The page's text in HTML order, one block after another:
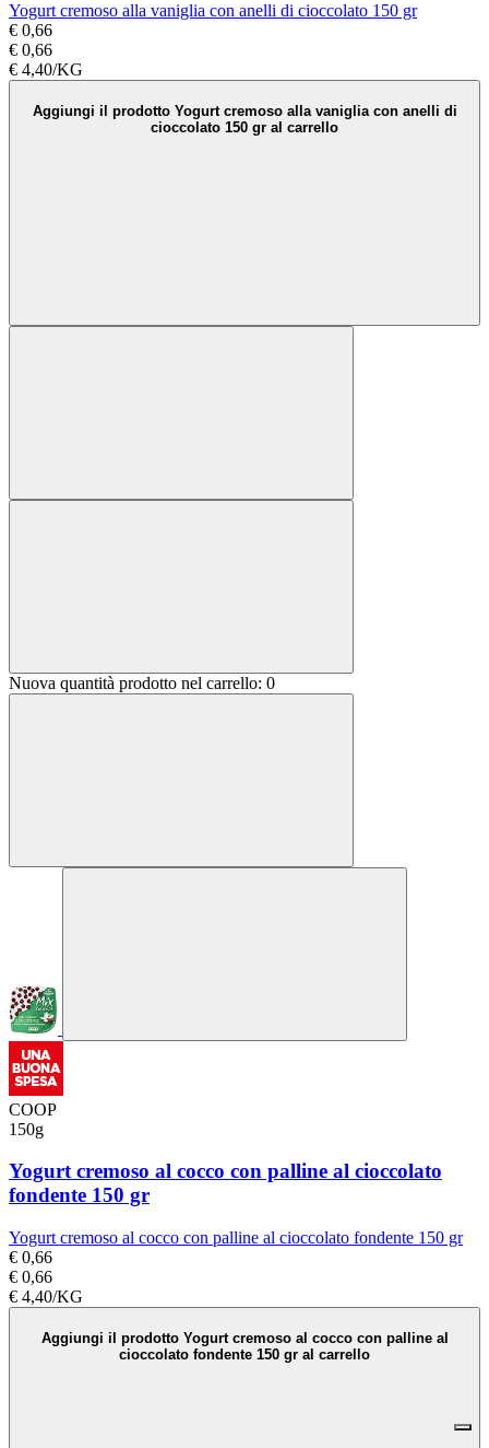
Yogurt cremoso alla vaniglia con anelli di cioccolato 150 gr
€ 0,66
€ 0,66
€ 4,40/KG
Aggiungi il prodotto Yogurt cremoso alla vaniglia con anelli di
cioccolato 150 gr al carrello
Nuova quantità prodotto nel carrello: 0
COOP
150g
Yogurt cremoso al cocco con palline al cioccolato
fondente 150 gr
Yogurt cremoso al cocco con palline al cioccolato fondente 150 gr
€ 0,66
€ 0,66
€ 4,40/KG
Aggiungi il prodotto Yogurt cremoso al cocco con palline al
cioccolato fondente 150 gr al carrello